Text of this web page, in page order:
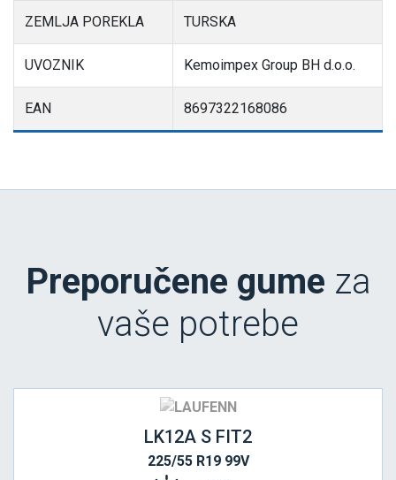
ZEMLJA POREKLA TURSKA
UVOZNIK Kemoimpex Group BH d.o.o.
EAN 8697322168086
Preporučene gume za
vaše potrebe
LK12A S FIT2
225/55 R19 99V